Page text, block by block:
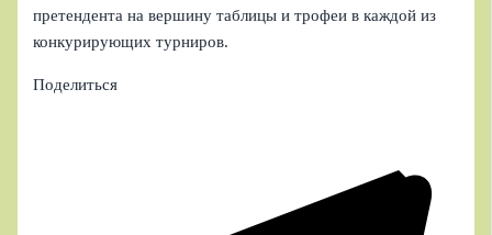
претендента на вершину таблицы и трофеи в каждой из
конкурирующих турниров.
Поделиться